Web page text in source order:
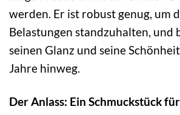
werden. Er ist robust genug, um
Belastungen standzuhalten, und
seinen Glanz und seine
Jahre hinweg.
Der Anlass: Ein Schmuckstück